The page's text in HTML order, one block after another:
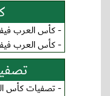
-كأس العرب فيفا
-كأس العرب فيفا -
-تصفيات كأس